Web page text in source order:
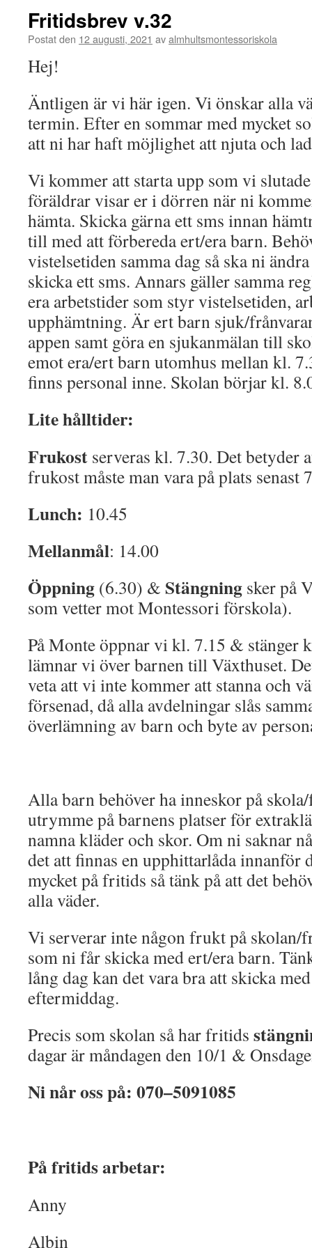
Fritidsbrev v.32
Postat den 12 augusti, 2021 avalmhultsmontessoriskola
Hej!
Äntligen är vi här igen. Vi önskar alla
termin. Efter en sommar med mycket
att ni har haft möjlighet att njuta och
Vi kommer att starta upp som vi
föräldrar visar er i dörren när ni
hämta. Skicka gärna ett sms innan
till med att förbereda ert/era barn.
vistelsetiden samma dag så ska ni
skicka ett sms. Annars gäller samma
era arbetstider som styr vistelsetiden,
upphämtning. Är ert barn sjuk/
appen samt göra en sjukanmälan till
emot era/ert barn utomhus mellan kl.
finns personal inne. Skolan börjar kl.
Lite hålltider:
Frukost serveras kl. 7.30. Det betyder
frukost måste man vara på plats senast
Lunch: 10.45
Mellanmål: 14.00
Öppning (6.30) & Stängning sker på
som vetter mot Montessori förskola).
På Monte öppnar vi kl. 7.15 & stänger
lämnar vi över barnen till Växthuset.
veta att vi inte kommer att stanna och
försenad, då alla avdelningar slås
överlämning av barn och byte av
Alla barn behöver ha inneskor på
utrymme på barnens platser för
namna kläder och skor. Om ni saknar
det att finnas en upphittarlåda innanför
mycket på fritids så tänk på att det
alla väder.
Vi serverar inte någon frukt på skolan/
som ni får skicka med ert/era barn.
lång dag kan det vara bra att skicka
eftermiddag.
Precis som skolan så har fritids
dagar är måndagen den 10/1 &
Ni når oss på: 070–5091085
På fritids arbetar:
Anny
Albin